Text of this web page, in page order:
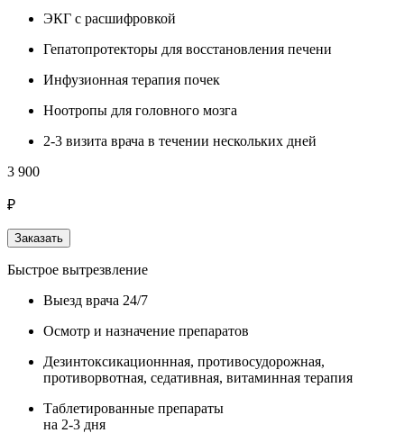
ЭКГ с расшифровкой
Гепатопротекторы для восстановления печени
Инфузионная терапия почек
Ноотропы для головного мозга
2-3 визита врача в течении нескольких дней
3 900
₽
Заказать
Быстрое вытрезвление
Выезд врача 24/7
Осмотр и назначение препаратов
Дезинтоксикационнная, противосудорожная,
противорвотная, седативная, витаминная терапия
Таблетированные препараты
на 2-3 дня